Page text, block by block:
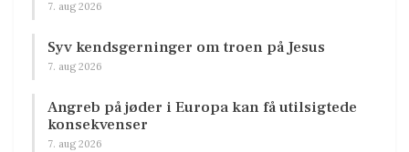
7. aug 2026
Syv kendsgerninger om troen på Jesus
7. aug 2026
Angreb på jøder i Europa kan få utilsigtede
konsekvenser
7. aug 2026